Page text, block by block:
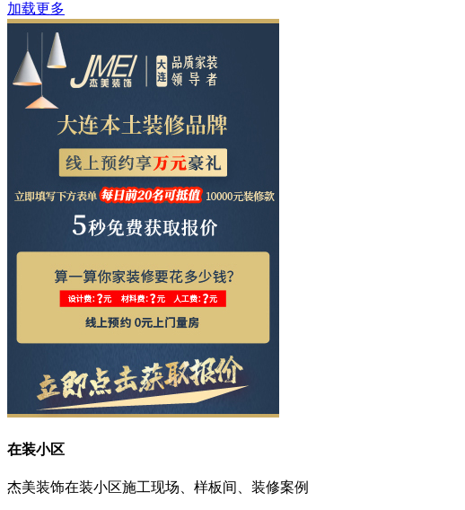
加载更多
在装小区
杰美装饰在装小区施工现场、样板间、装修案例